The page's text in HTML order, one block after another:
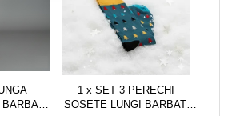
1 x SET 3 PERECHI
SOSETE LUNGI BARBAT,